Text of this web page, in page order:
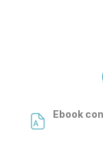
Ebook